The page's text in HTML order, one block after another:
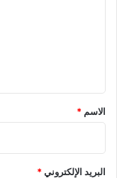
*
الاسم *
البريد الإلكتروني*